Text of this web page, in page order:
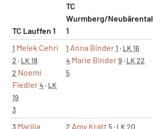
TC Lauffen 1
TC
Wurmberg/Neubärental
1
1 Melek Cehri
2 · LK 18
2 Noemi
Fiedler4 · LK
19
3
1 Anna Binder1 · LK 16
4 Marie Binder9· LK 22
5
3 Marilia
2 Amy Kratt 5· LK 20